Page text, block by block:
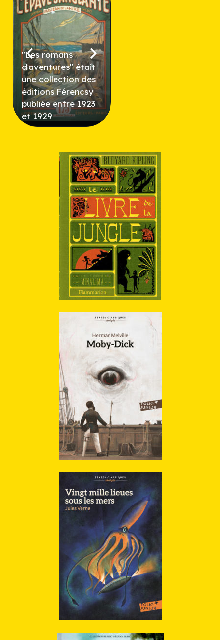
"Les romans
d'aventures" était
une collection des
éditions Férencsy
publiée entre 1923
et 1929